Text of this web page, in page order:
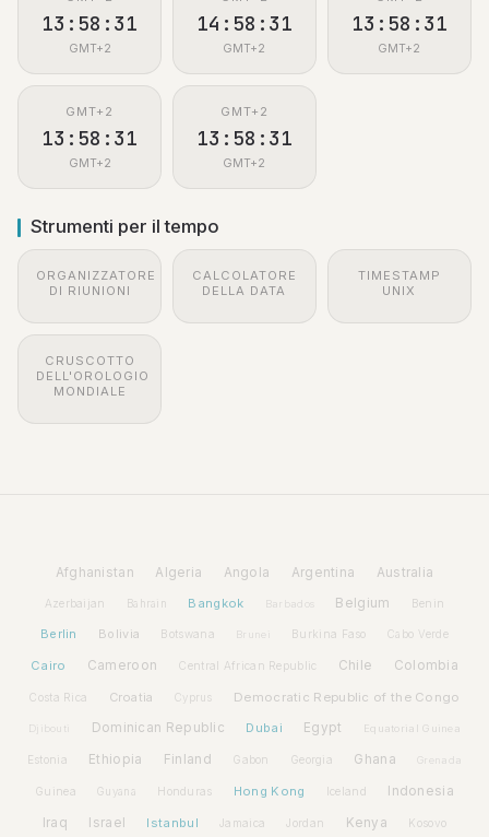
13:58:31
GMT+2
14:58:31
GMT+2
13:58:31
GMT+2
GMT+2
13:58:31
GMT+2
GMT+2
13:58:31
GMT+2
Strumenti per il tempo
ORGANIZZATORE
DI RIUNIONI
CALCOLATORE
DELLA DATA
TIMESTAMP
UNIX
CRUSCOTTO
DELL'OROLOGIO
MONDIALE
Afghanistan Algeria Angola Argentina Australia
Azerbaijan Bahrain Bangkok Barbados Belgium Benin
Berlin Bolivia Botswana Brunei Burkina Faso Cabo Verde
Cairo Cameroon Central African Republic Chile Colombia
Costa Rica Croatia Cyprus Democratic Republic of the Congo
Djibouti Dominican Republic Dubai Egypt Equatorial Guinea
Estonia Ethiopia Finland Gabon Georgia Ghana Grenada
Guinea Guyana Honduras Hong Kong Iceland Indonesia
Iraq Israel Istanbul Jamaica Jordan Kenya Kosovo